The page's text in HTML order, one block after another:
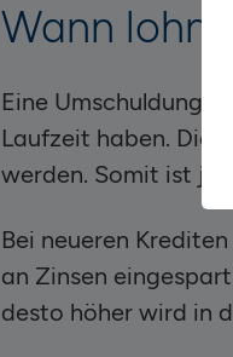
Wann
Eine Umschuldung
Laufzeit haben.
werden. Somit ist
Bei neueren
an Zinsen
desto höher wird in